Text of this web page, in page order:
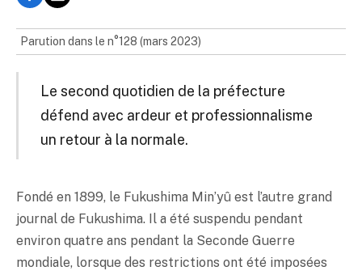
Parution dans le n°128 (mars 2023)
Le second quotidien de la préfecture
défend avec ardeur et professionnalisme
un retour à la normale.
Fondé en 1899, le Fukushima Min’yû est l’autre grand
journal de Fukushima. Il a été suspendu pendant
environ quatre ans pendant la Seconde Guerre
mondiale, lorsque des restrictions ont été imposées